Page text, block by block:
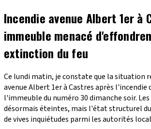
Incendie avenue Albert 1er à
immeuble menacé
extinction du feu
Ce lundi matin, je constate que la situation
avenue Albert 1er à Castres après l'incendie
l'immeuble du numéro 30 dimanche soir.
désormais éteintes, mais l'état structurel
de vives inquiétudes parmi les autorités